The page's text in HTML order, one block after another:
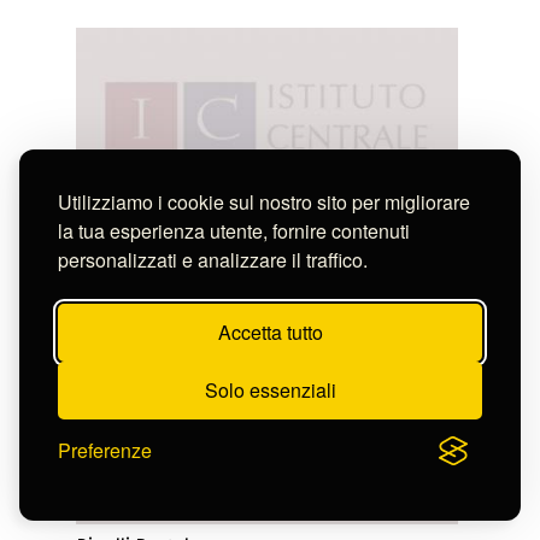
Utilizziamo i cookie sul nostro sito per migliorare
la tua esperienza utente, fornire contenuti
personalizzati e analizzare il traffico.
Accetta tutto
Solo essenziali
Preferenze